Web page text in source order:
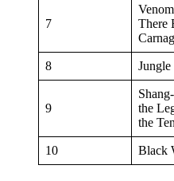
7
There
8 Jungle
9
the
the
10 Black